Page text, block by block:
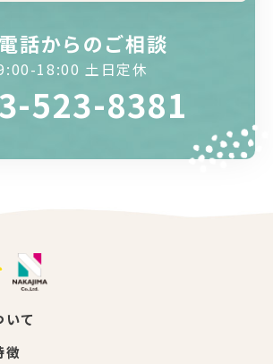
話からのご相談
18:00 土日定休
523-8381
て
徴